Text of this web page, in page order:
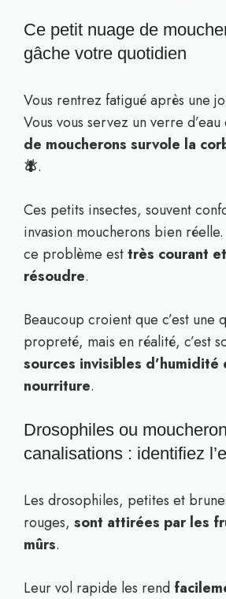
Ce petit nuage de
gâche votre quotidien
Vous rentrez fatigué après une
Vous vous servez un verre
de moucherons survole la
🪰.
Ces petits insectes, souvent
invasion moucherons bien réelle.
ce problème esttrès courant
résoudre.
Beaucoup croient que c’est une
propreté, mais en réalité, c’est
sources invisibles d’humidité
nourriture.
Drosophiles ou
canalisations : identifiez
Les drosophiles, petites et
rouges, sont attirées par les
mûrs.
Leur vol rapide les rend